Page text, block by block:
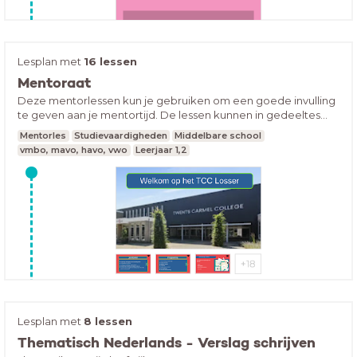
effectief met de inhoud aan de slag gaan en dat de inhoud
lang blijft kleven. Op het einde zijn ook suggesties tot vragen
Hoe houd jij je huiswerk bij op dit moment? Open de les
en vul in:
Lesplan met 16 lessen
Mentoraat
Deze mentorlessen kun je gebruiken om een goede invulling
te geven aan je mentortijd. De lessen kunnen in gedeeltes
gegeven worden, je kunt ze aanpassen zoals jij ze wilt
gebruiken.
Mentorles Studievaardigheden
Middelbare school
vmbo, mavo, havo, vwo
Leerjaar 1,2
Lesplan met 8 lessen
Thematisch Nederlands - Verslag schrijven